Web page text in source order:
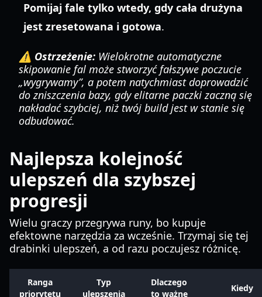
Pomijaj fale tylko wtedy, gdy cała drużyna
jest zresetowana i gotowa.
⚠️ Ostrzeżenie: Wielokrotne automatyczne
skipowanie fal może stworzyć fałszywe poczucie
„wygrywamy”, a potem natychmiast doprowadzić
do zniszczenia bazy, gdy elitarne paczki zaczną się
nakładać szybciej, niż twój build jest w stanie się
odbudować.
Najlepsza kolejność
ulepszeń dla szybszej
progresji
Wielu graczy przegrywa runy, bo kupuje
efektowne narzędzia za wcześnie. Trzymaj się tej
drabinki ulepszeń, a od razu poczujesz różnicę.
Ranga
priorytetu
Typ
ulepszenia
Dlaczego
to ważne
Kiedy